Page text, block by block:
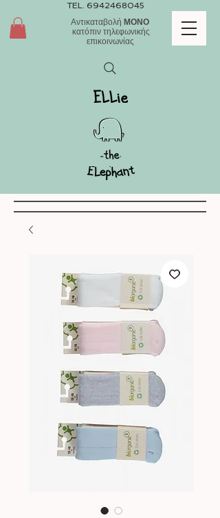
TEL. 6942468045
Αντικαταβολή ΜΟΝΟ
κατόπιν τηλεφωνικής
επικοινωνίας